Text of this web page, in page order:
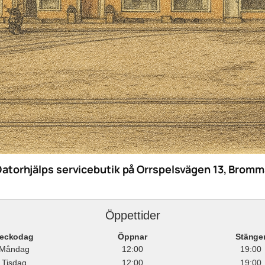
servicebutik på Orrspelsvägen 13,
Öppettider
Öppnar
12:00
19:00
Tisdag
12:00 19:00